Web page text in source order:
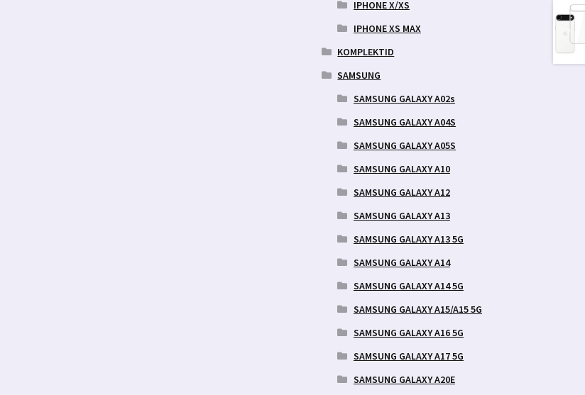
IPHONE X/XS
IPHONE XS MAX
KOMPLEKTID
SAMSUNG
SAMSUNG GALAXY A02s
SAMSUNG GALAXY A04S
SAMSUNG GALAXY A05S
SAMSUNG GALAXY A10
SAMSUNG GALAXY A12
SAMSUNG GALAXY A13
SAMSUNG GALAXY A13 5G
SAMSUNG GALAXY A14
SAMSUNG GALAXY A14 5G
SAMSUNG GALAXY A15/A15 5G
SAMSUNG GALAXY A16 5G
SAMSUNG GALAXY A17 5G
SAMSUNG GALAXY A20E